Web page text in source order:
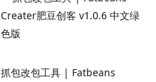
抓包改包工具 | Fatbeans